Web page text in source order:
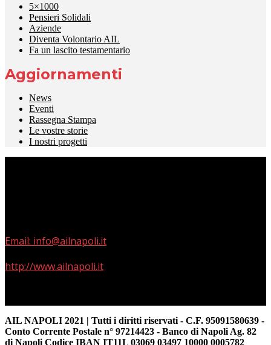
5×1000
Pensieri Solidali
Aziende
Diventa Volontario AIL
Fa un lascito testamentario
Aggiornamenti
News
Eventi
Rassegna Stampa
Le vostre storie
I nostri progetti
Email: info@ailnapoli.it
http://www.ailnapoli.it
AIL NAPOLI 2021 | Tutti i diritti riservati - C.F. 95091580639 -
Conto Corrente Postale n° 97214423 - Banco di Napoli Ag. 82
di Napoli Codice IBAN IT11L 03069 03497 10000 0005782